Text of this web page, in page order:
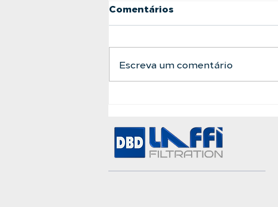
Pureza Absoluta
Comentários
Escreva um comentário